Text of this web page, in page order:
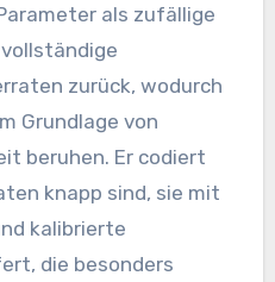
als zufällige
zurück, wodurch
Grundlage von
beruhen. Er codiert
knapp sind, sie mit
kalibrierte
die besonders